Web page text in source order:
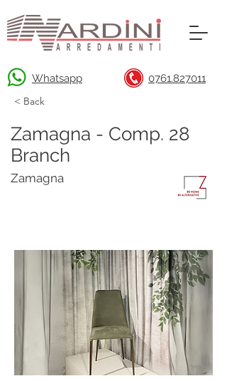
Whatsapp
0761.827011
< Back
Zamagna - Comp. 28
Branch
Zamagna